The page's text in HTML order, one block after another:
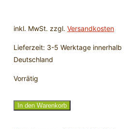
inkl. MwSt. zzgl. Versandkosten
Lieferzeit: 3-5 Werktage innerhalb
Deutschland
Vorrätig
Anhydrit
In den Warenkorb